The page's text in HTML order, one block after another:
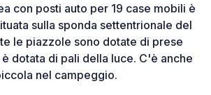
con posti auto per 19 case mobili è
sulla sponda settentrionale del
le piazzole sono dotate di prese
dotata di pali della luce. C'è anche
nel campeggio.